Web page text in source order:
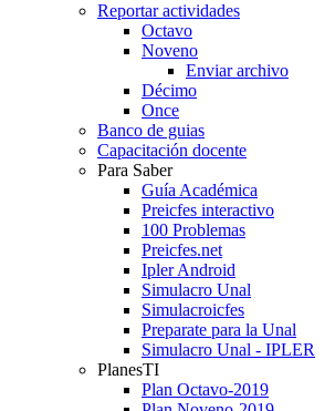
Reportar actividades
Octavo
Noveno
Enviar archivo
Décimo
Once
Banco de guias
Capacitación docente
Para Saber
Guía Académica
Preicfes interactivo
100 Problemas
Preicfes.net
Ipler Android
Simulacro Unal
Simulacroicfes
Preparate para la Unal
Simulacro Unal - IPLER
PlanesTI
Plan Octavo-2019